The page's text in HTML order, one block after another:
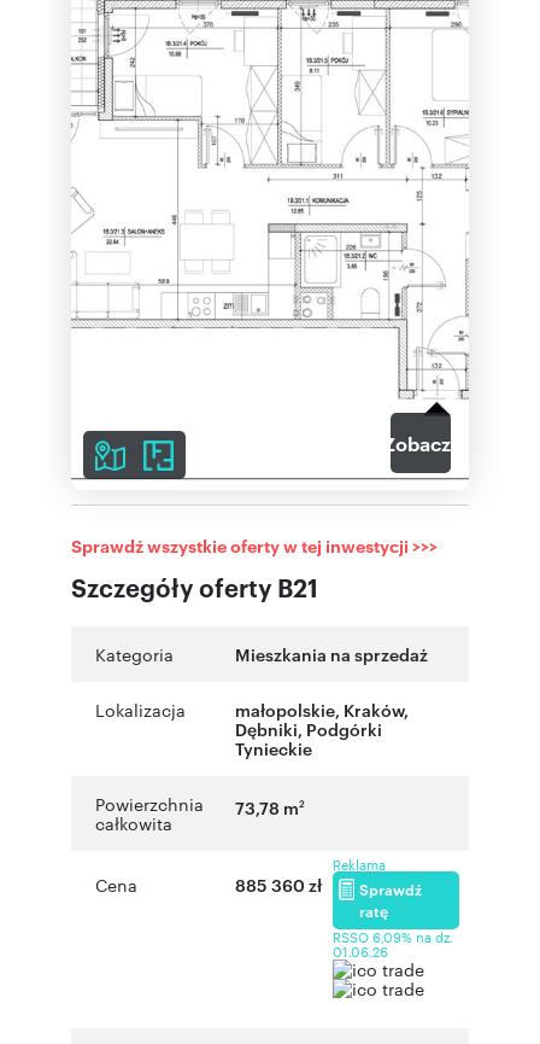
Zobacz galerię
Szczegóły oferty B21
Sprawdź wszystkie oferty w tej inwestycji >>>
Kategoria Mieszkania na sprzedaż
Lokalizacja małopolskie, Kraków,
Dębniki, Podgórki
Tynieckie
Powierzchnia
całkowita
73,78 m2
Cena 885 360 zł
Reklama
Sprawdź
ratę
RSSO 6,09% na dz.
01.06.26